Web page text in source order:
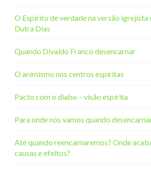
O Espírito de verdade na versão
Dutra Dias
Quando Divaldo Franco desencarnar
O animismo nos centros espíritas
Pacto com o diabo – visão espírita
Para onde nós vamos quando
Até quando reencarnaremos? Onde
causas e efeitos?